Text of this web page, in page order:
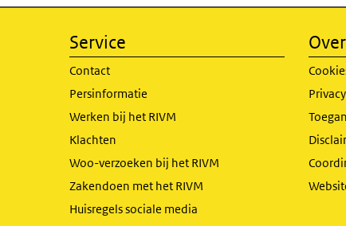
Service
Contact
Persinformatie
Werken bij het RIVM
Klachten
Woo-verzoeken bij het RIVM
Zakendoen met het RIVM
Huisregels sociale media
Privacy